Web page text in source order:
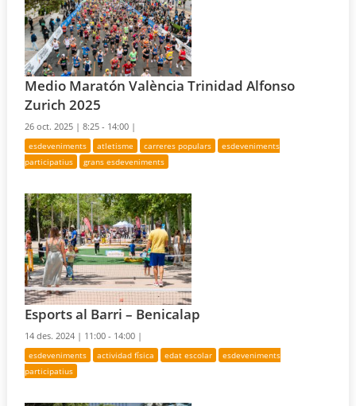
Medio Maratón València Trinidad Alfonso
Zurich 2025
26 oct. 2025 |8:25 - 14:00 |
esdeveniments atletisme carreres populars
esdeveniments
participatius
grans esdeveniments
Esports al Barri – Benicalap
14 des. 2024 | 11:00 - 14:00 |
esdeveniments actividad física edat escolar
esdeveniments
participatius